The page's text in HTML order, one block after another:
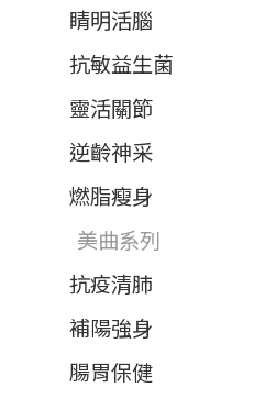
睛明活腦
抗敏益生菌
靈活關節
逆齡神采
燃脂瘦身
美曲系列
抗疫清肺
補陽強身
腸胃保健